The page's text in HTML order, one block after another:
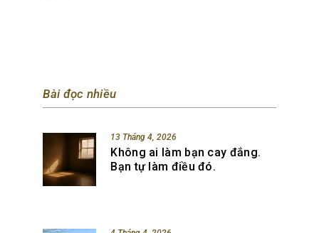
Bài đọc nhiều
13 Tháng 4, 2026
Không ai làm bạn cay đắng.
Bạn tự làm điều đó.